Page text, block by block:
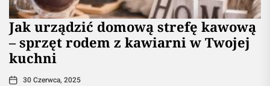
​Jak urządzić domową strefę kawową
– sprzęt rodem z kawiarni w Twojej
kuchni
30 Czerwca, 2025